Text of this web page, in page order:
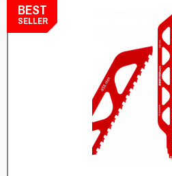
BEST
SELLER